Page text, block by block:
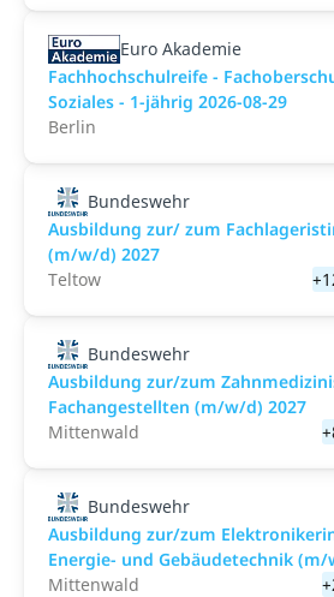
Euro Akademie
Fachhochschulreife -
Soziales - 1-jährig 2026-08-29
Berlin
Bundeswehr
Ausbildung zur/ zum
(m/w/d) 2027
Teltow
Bundeswehr
Ausbildung zur/zum
Fachangestellten (m/w/d) 2027
Mittenwald
Bundeswehr
Ausbildung zur/zum
Energie- und Gebäudetechnik (m/
Mittenwald